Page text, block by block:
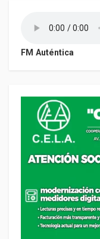
FM Auténtica